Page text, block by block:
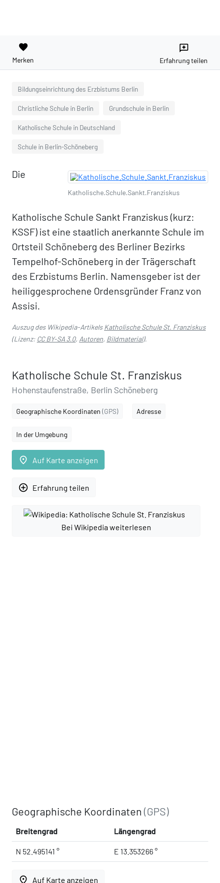
favorite
Merken
reviews
Erfahrung teilen
Bildungseinrichtung des Erzbistums Berlin
Christliche Schule in Berlin Grundschule in Berlin
Katholische Schule in Deutschland
Schule in Berlin-Schöneberg
Katholische.Schule.Sankt.Franziskus
Die
Katholische Schule Sankt Franziskus (kurz:
KSSF) ist eine staatlich anerkannte Schule im
Ortsteil Schöneberg des Berliner Bezirks
Tempelhof-Schöneberg in der Trägerschaft
des Erzbistums Berlin. Namensgeber ist der
heiliggesprochene Ordensgründer Franz von
Assisi.
Auszug des Wikipedia-ArtikelsKatholische Schule St. Franziskus
(Lizenz: CC BY-SA 3.0, Autoren, Bildmaterial).
Katholische Schule St. Franziskus
Hohenstaufenstraße, Berlin Schöneberg
Geographische Koordinaten (GPS) Adresse
In der Umgebung
place Auf Karte anzeigen
add_circle_outline Erfahrung teilen
Bei Wikipedia weiterlesen
Geographische Koordinaten(GPS)
Breitengrad Längengrad
N 52.495141 ° E 13.353266 °
place Auf Karte anzeigen